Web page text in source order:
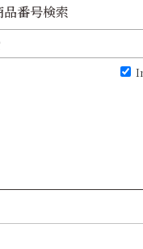
番号検索